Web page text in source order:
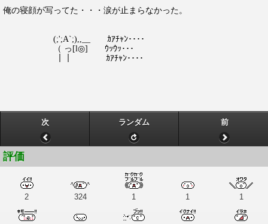
俺の寝顔が写ってた・・・涙が止まらなかった。
(;';A`;),,__ ｶｱﾁｬﾝ････
（ っ[l◎] ｳｯｳｯ･･･
｜｜ ｶｱﾁｬﾝ････
次 ランダム 前
評価
2 324 1 1 1